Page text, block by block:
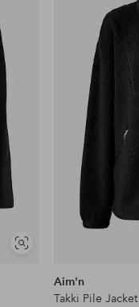
Näytä
Aim'n
Takki Pile Jacket